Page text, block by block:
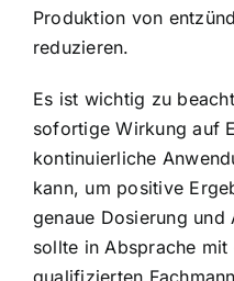
Produktion von
reduzieren.
Es ist wichtig zu
sofortige Wirkung auf
kontinuierliche
kann, um positive
genaue Dosierung und
sollte in Absprache
qualifizierten